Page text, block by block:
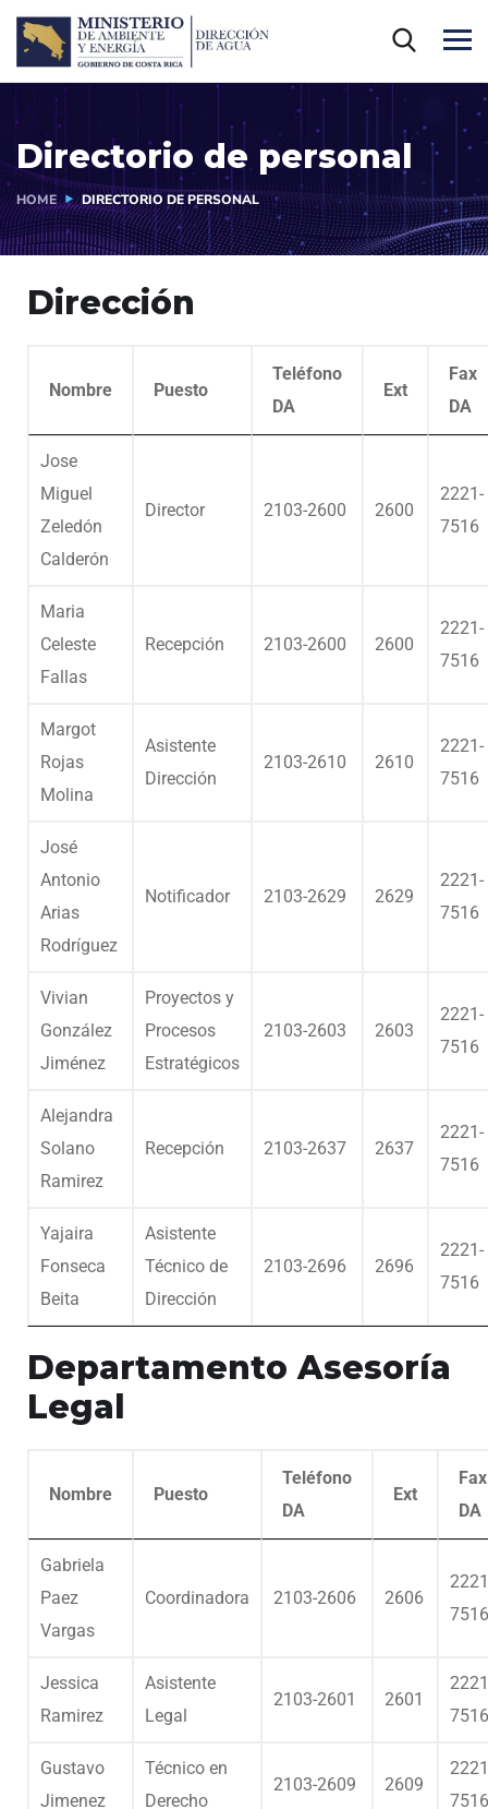
Directorio de personal
HOME DIRECTORIO DE PERSONAL
Dirección
Nombre Puesto
Teléfono
DA
Ext
Fax
DA
Jose
Miguel
Zeledón
Calderón
Director 2103-2600 2600
2221-
7516
Maria
Celeste
Fallas
Recepción 2103-2600 2600
2221-
7516
Margot
Rojas
Molina
Asistente
Dirección
2103-2610 2610
2221-
7516
José
Antonio
Arias
Rodríguez
Notificador 2103-2629 2629
2221-
7516
Vivian
González
Jiménez
Proyectos y
Procesos
Estratégicos
2103-2603 2603
2221-
7516
Alejandra
Solano
Ramirez
Recepción 2103-2637 2637
2221-
7516
Yajaira
Fonseca
Beita
Asistente
Técnico de
Dirección
2103-2696 2696
2221-
7516
Departamento Asesoría
Legal
Nombre Puesto
Teléfono
DA
Ext
Fax
DA
Gabriela
Paez
Vargas
Coordinadora 2103-2606 2606
7516
Jessica
Ramirez
Asistente
Legal
2103-2601 2601
7516
Gustavo
Jimenez
Técnico en
Derecho
2103-2609 2609
7516